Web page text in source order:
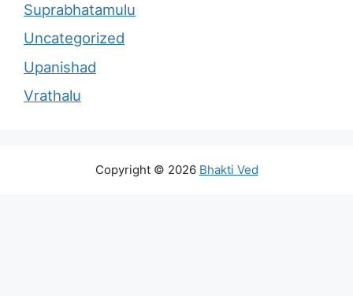
Suprabhatamulu
Uncategorized
Upanishad
Vrathalu
Copyright © 2026 Bhakti Ved